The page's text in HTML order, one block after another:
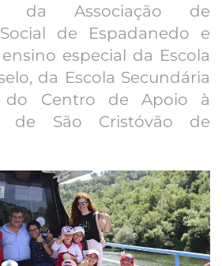
da Associação de
de Espadanedo e
especial da Escola
da Escola Secundária
do Centro de Apoio à
de São Cristóvão de